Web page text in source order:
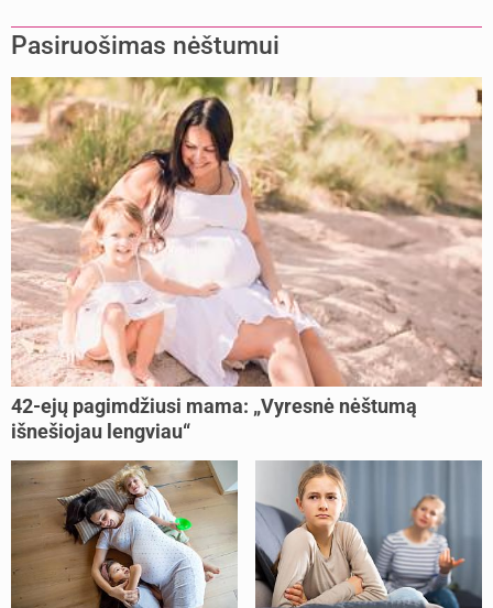
Pasiruošimas nėštumui
42-ejų pagimdžiusi mama: „Vyresnė nėštumą
išnešiojau lengviau“